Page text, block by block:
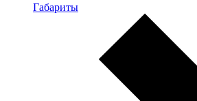
Габариты